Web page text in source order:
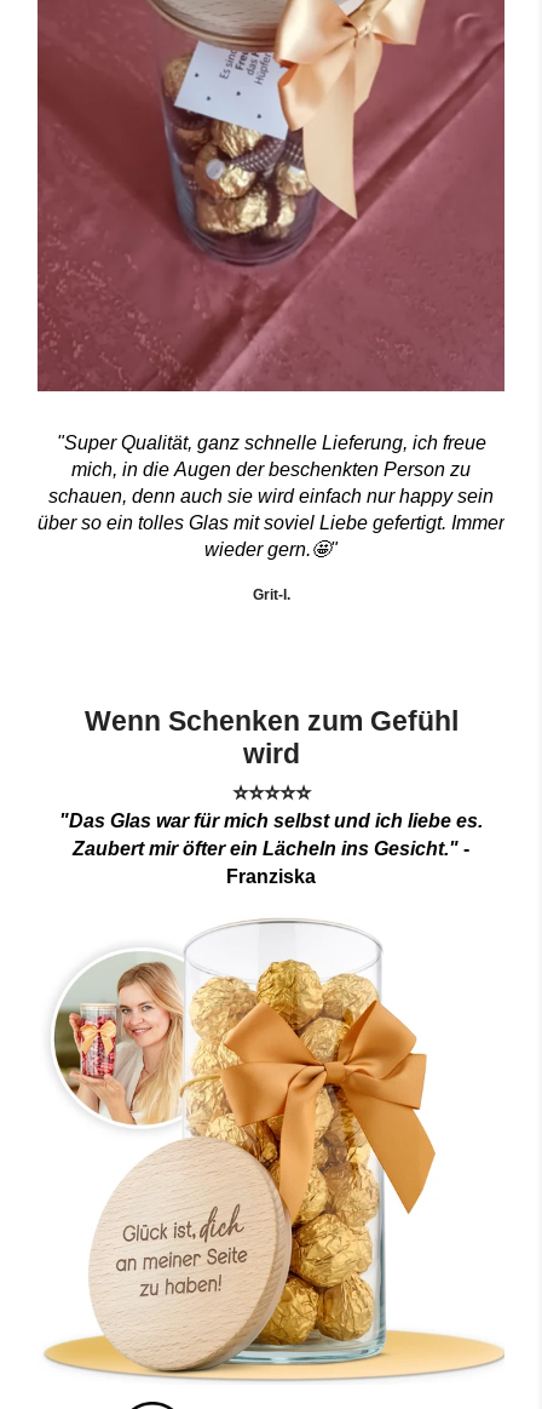
"Super Qualität, ganz schnelle Lieferung, ich freue
mich, in die Augen der beschenkten Person zu
schauen, denn auch sie wird einfach nur happy sein
über so ein tolles Glas mit soviel Liebe gefertigt. Immer
wieder gern.🤩"
Grit-I.
Wenn Schenken zum Gefühl
wird
⭐⭐⭐⭐⭐
"Das Glas war für mich selbst und ich liebe es.
Zaubert mir öfter ein Lächeln ins Gesicht." -
Franziska